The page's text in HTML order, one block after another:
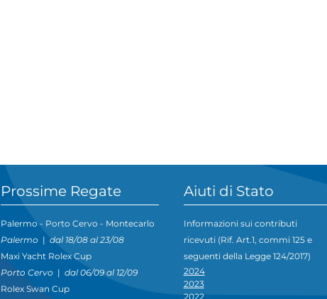
Prossime Regate
Palermo - Porto Cervo - Montecarlo
Palermo |dal 18/08 al 23/08
Maxi Yacht Rolex Cup
Porto Cervo |dal 06/09 al 12/09
Rolex Swan Cup
Aiuti di Stato
Informazioni sui contributi
ricevuti (Rif. Art.1, commi 125 e
seguenti della Legge 124/2017)
2024
2023
2022